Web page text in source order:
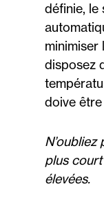
définie, le
minimiser
disposez
doive être
plus
élevées.